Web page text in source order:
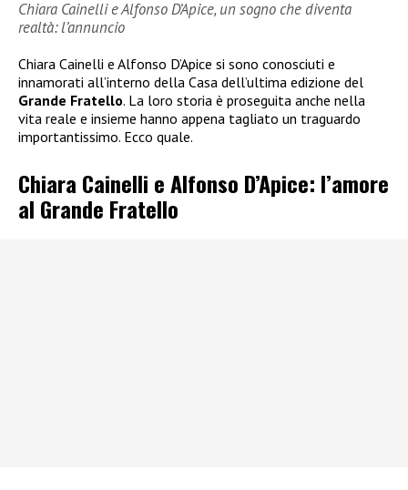
Chiara Cainelli e Alfonso D’Apice, un sogno che diventa
realtà: l’annuncio
Chiara Cainelli e Alfonso D’Apice si sono conosciuti e
innamorati all’interno della Casa dell’ultima edizione del
Grande Fratello. La loro storia è proseguita anche nella
vita reale e insieme hanno appena tagliato un traguardo
importantissimo. Ecco quale.
Chiara Cainelli e Alfonso D’Apice: l’amore
al Grande Fratello